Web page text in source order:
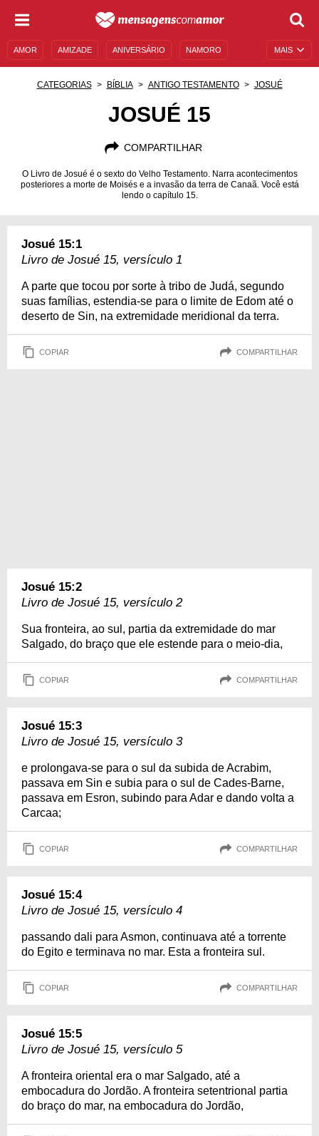
MAIS
AMOR AMIZADE ANIVERSÁRIO NAMORO
CATEGORIAS BÍBLIA ANTIGO TESTAMENTO JOSUÉ
JOSUÉ 15
COMPARTILHAR
O Livro de Josué é o sexto do Velho Testamento. Narra acontecimentos
posteriores a morte de Moisés e a invasão da terra de Canaã. Você está
lendo o capítulo 15.
Josué 15:1
Livro de Josué 15, versículo 1
A parte que tocou por sorte à tribo de Judá, segundo
suas famílias, estendia-se para o limite de Edom até o
deserto de Sin, na extremidade meridional da terra.
COPIAR COMPARTILHAR
Josué 15:2
Livro de Josué 15, versículo 2
Sua fronteira, ao sul, partia da extremidade do mar
Salgado, do braço que ele estende para o meio-dia,
COPIAR COMPARTILHAR
Josué 15:3
Livro de Josué 15, versículo 3
e prolongava-se para o sul da subida de Acrabim,
passava em Sin e subia para o sul de Cades-Barne,
passava em Esron, subindo para Adar e dando volta a
Carcaa;
COPIAR COMPARTILHAR
Josué 15:4
Livro de Josué 15, versículo 4
passando dali para Asmon, continuava até a torrente
do Egito e terminava no mar. Esta a fronteira sul.
COPIAR COMPARTILHAR
Josué 15:5
Livro de Josué 15, versículo 5
A fronteira oriental era o mar Salgado, até a
embocadura do Jordão. A fronteira setentrional partia
do braço do mar, na embocadura do Jordão,